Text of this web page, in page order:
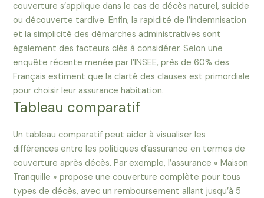
couverture s’applique dans le cas de décès naturel, suicide
ou découverte tardive. Enfin, la rapidité de l’indemnisation
et la simplicité des démarches administratives sont
également des facteurs clés à considérer. Selon une
enquête récente menée par l’INSEE, près de 60% des
Français estiment que la clarté des clauses est primordiale
pour choisir leur assurance habitation.
Tableau comparatif
Un tableau comparatif peut aider à visualiser les
différences entre les politiques d’assurance en termes de
couverture après décès. Par exemple, l’assurance « Maison
Tranquille » propose une couverture complète pour tous
types de décès, avec un remboursement allant jusqu’à 5